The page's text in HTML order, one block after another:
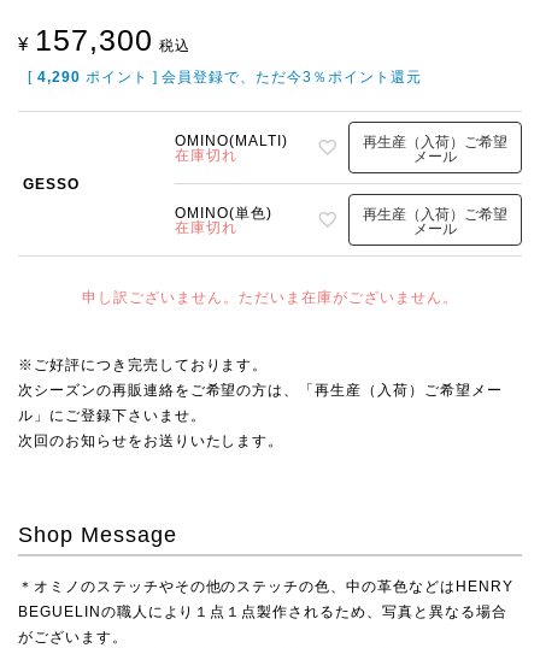
¥ 157,300 税込
[ 4,290 ポイント ] 会員登録で、ただ今3％ポイント還元
GESSO
OMINO(MALTI)
在庫切れ
再生産（入荷）ご希望
メール
OMINO(単色)
在庫切れ
再生産（入荷）ご希望
メール
申し訳ございません。ただいま在庫がございません。
※ご好評につき完売しております。
次シーズンの再販連絡をご希望の方は、「再生産（入荷）ご希望メー
ル」にご登録下さいませ。
次回のお知らせをお送りいたします。
Shop Message
＊オミノのステッチやその他のステッチの色、中の革色などはHENRY
BEGUELINの職人により１点１点製作されるため、写真と異なる場合
がございます。